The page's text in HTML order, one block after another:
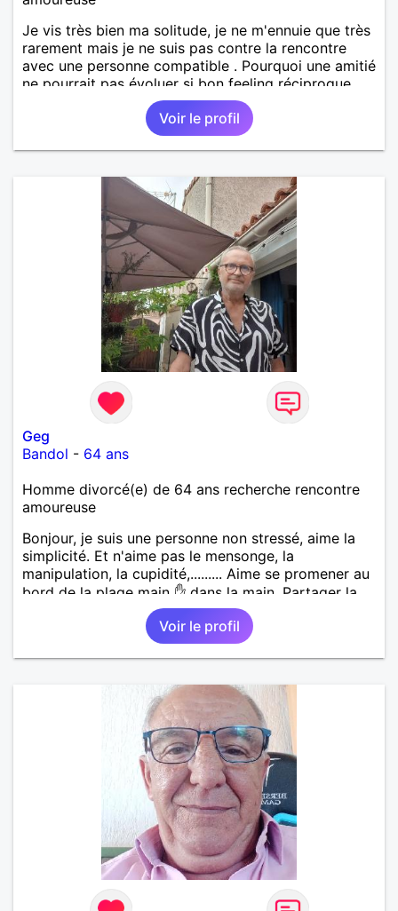
Je vis très bien ma solitude, je ne m'ennuie que très
rarement mais je ne suis pas contre la rencontre
avec une personne compatible . Pourquoi une amitié
ne pourrait pas évoluer si bon feeling réciproque...
Je recherche de la proximité car je ne souhaite pas
vivre sous le même toit.Voir le profil
Geg
Bandol - 64 ans
Homme divorcé(e) de 64 ans recherche rencontre
amoureuse
Bonjour, je suis une personne non stressé, aime la
simplicité. Et n'aime pas le mensonge, la
manipulation, la cupidité,......... Aime se promener au
bord de la plage main ✋ dans la main. Partager la
vie. Les restos, les sorties, visiter les vieux villages
avec leurs anecdotes. Sans oublier la famille. Si une
Voir le profil